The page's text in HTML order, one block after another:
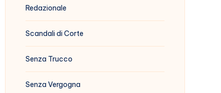
Redazionale
Scandali di Corte
Senza Trucco
Senza Vergogna